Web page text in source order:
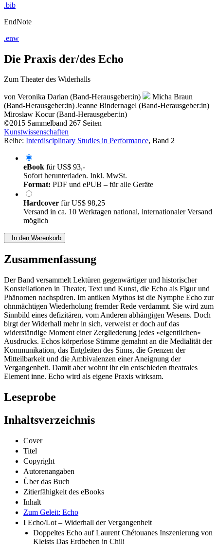
.bib
EndNote
.enw
Die Praxis der/des Echo
Zum Theater des Widerhalls
von Veronika Darian (Band-Herausgeber:in)
Micha Braun
(Band-Herausgeber:in) Jeanne Bindernagel (Band-Herausgeber:in)
Miroslaw Kocur (Band-Herausgeber:in)
©2015 Sammelband 267 Seiten
Kunstwissenschaften
Reihe: Interdisciplinary Studies in Performance, Band 2
eBook fürUS$ 93,-
Sofort herunterladen. Inkl. MwSt.
Format: PDF und ePUB – für alle Geräte
Hardcover fürUS$ 98,25
Versand in ca. 10 Werktagen national, internationaler Versand
möglich
In den Warenkorb
Zusammenfassung
Der Band versammelt Lektüren gegenwärtiger und historischer
Konstellationen in Theater, Text und Kunst, die Echo als Figur und
Phänomen nachspüren. Im antiken Mythos ist die Nymphe Echo zur
ohnmächtigen Wiederholung fremder Rede verdammt. Sie wird zum
Sinnbild eines defizitären, vom Anderen abhängigen Wesens. Doch
birgt der Widerhall mehr in sich, verweist er doch auf das
widerständige Moment einer Zergliederung jedes «eigentlichen»
Ausdrucks. Echos körperlose Stimme gemahnt an die Medialität der
Kommunikation, das Entgleiten des Sinns, die Grenzen der
Mitteilbarkeit und die Ambivalenzen einer Aneignung der
Vergangenheit. Damit aber wohnt ihr ein entschieden theatrales
Element inne. Echo wird als eigene Praxis wirksam.
Leseprobe
Inhaltsverzeichnis
Cover
Titel
Copyright
Autorenangaben
Über das Buch
Zitierfähigkeit des eBooks
Inhalt
Zum Geleit: Echo
I Echo/Lot – Widerhall der Vergangenheit
Doppeltes Echo auf Laurent Chétouanes Inszenierung von
Kleists Das Erdbeben in Chili